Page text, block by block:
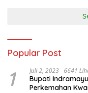
Popular Post
1 Juli 2, 2023 6641
Bupati
Perkemahan